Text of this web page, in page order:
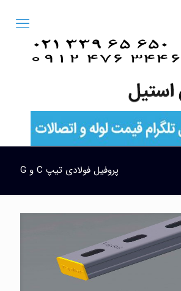
پروفیل فولادی تیپ C و G